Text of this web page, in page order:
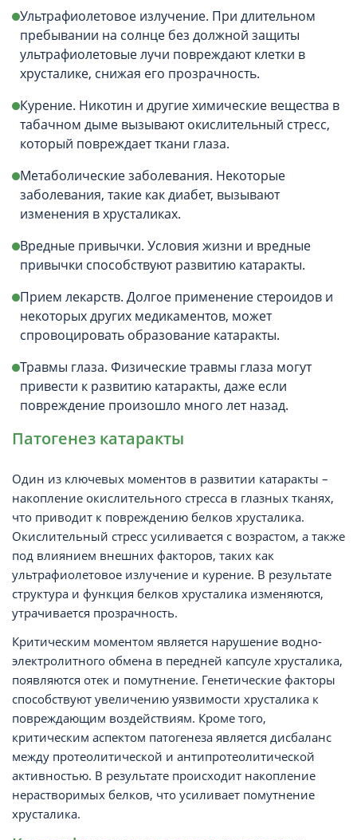
Ультрафиолетовое излучение. При длительном
пребывании на солнце без должной защиты
ультрафиолетовые лучи повреждают клетки в
хрусталике, снижая его прозрачность.
Курение. Никотин и другие химические вещества в
табачном дыме вызывают окислительный стресс,
который повреждает ткани глаза.
Метаболические заболевания. Некоторые
заболевания, такие как диабет, вызывают
изменения в хрусталиках.
Вредные привычки. Условия жизни и вредные
привычки способствуют развитию катаракты.
Прием лекарств. Долгое применение стероидов и
некоторых других медикаментов, может
спровоцировать образование катаракты.
Травмы глаза. Физические травмы глаза могут
привести к развитию катаракты, даже если
повреждение произошло много лет назад.
Патогенез катаракты
Один из ключевых моментов в развитии катаракты –
накопление окислительного стресса в глазных тканях,
что приводит к повреждению белков хрусталика.
Окислительный стресс усиливается с возрастом, а также
под влиянием внешних факторов, таких как
ультрафиолетовое излучение и курение. В результате
структура и функция белков хрусталика изменяются,
утрачивается прозрачность.
Критическим моментом является нарушение водно-
электролитного обмена в передней капсуле хрусталика,
появляются отек и помутнение. Генетические факторы
способствуют увеличению уязвимости хрусталика к
повреждающим воздействиям. Кроме того,
критическим аспектом патогенеза является дисбаланс
между протеолитической и антипротеолитической
активностью. В результате происходит накопление
нерастворимых белков, что усиливает помутнение
хрусталика.